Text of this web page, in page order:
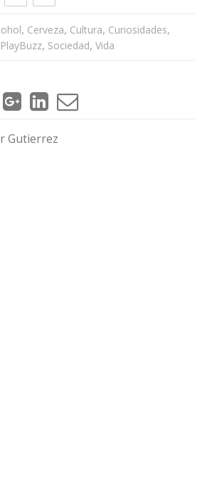
, Cerveza, Cultura, Curiosidades,
PlayBuzz, Sociedad, Vida
Gutierrez